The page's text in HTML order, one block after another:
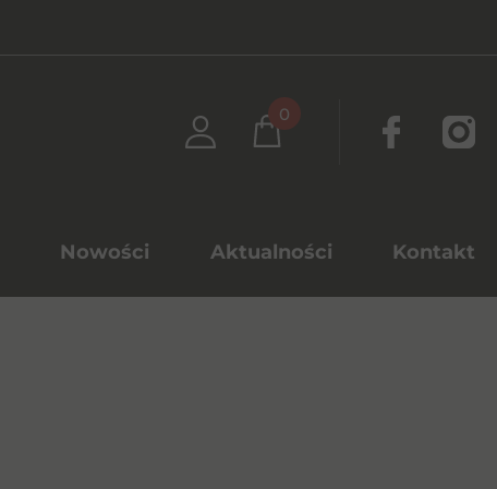
0
Nowości Aktualności Kontakt